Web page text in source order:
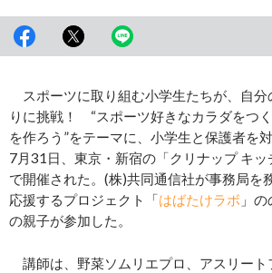
スポーツに取り組む小学生たちが、自分
りに挑戦！ “スポーツ好きなカラダをつ
を作ろう”をテーマに、小学生と保護者を
7月31日、東京・新宿の「クリナップ キッ
で開催された。(株)共同通信社が事務局を
応援するプロジェクト「はばたけラボ 」
の親子が参加した。
講師は、野菜ソムリエプロ、アスリート